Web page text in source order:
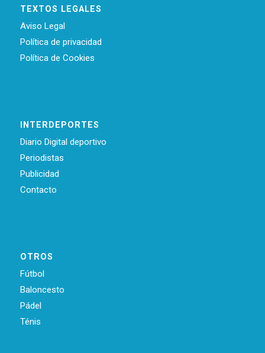
TEXTOS LEGALES
Aviso Legal
Política de privacidad
Política de Cookies
INTERDEPORTES
Diario Digital deportivo
Periodistas
Publicidad
Contacto
OTROS
Fútbol
Baloncesto
Pádel
Ténis